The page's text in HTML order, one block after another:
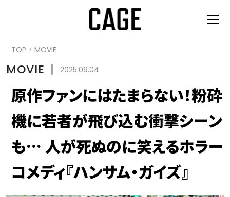
TOP > MOVIE
MOVIE 丨 2025.09.04
原作ファンにはたまらない！粉砕
機に若者が飛び込む衝撃シーン
も… 人が死ぬのに笑えるホラー
コメディ『ハンサム・ガイズ』